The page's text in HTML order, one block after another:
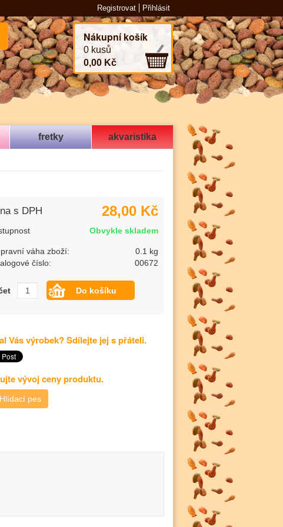
Registrovat Přihlásit
Nákupní košík
0 kusů
0,00 Kč
fretky akvaristika
s DPH 28,00 Kč
Obvykle skladem
váha zboží:
0.1 kg
číslo:
00672
Vás výrobek? Sdílejte jej s přáteli.
vývoj ceny produktu.
Hlídací pes